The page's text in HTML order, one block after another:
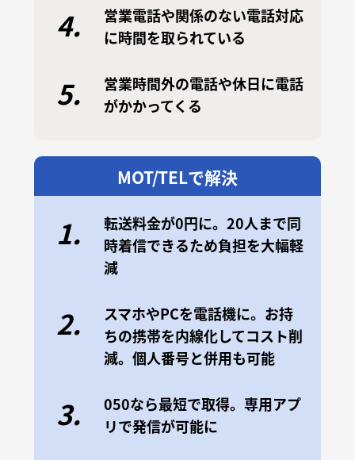
4.
営業電話や関係のない電話対応
に時間を取られている
5.
営業時間外の電話や休日に電話
がかかってくる
MOT/TELで解決
1.
転送料金が0円に。20人まで同
時着信できるため負担を大幅軽
減
2.
スマホやPCを電話機に。お持
ちの携帯を内線化してコスト削
減。個人番号と併用も可能
3.
050なら最短で取得。専用アプ
リで発信が可能に